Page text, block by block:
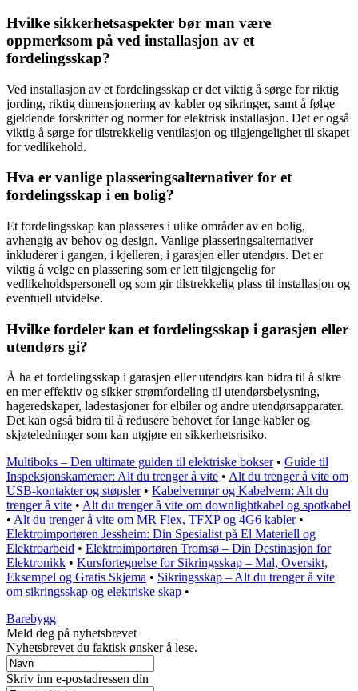
Hvilke sikkerhetsaspekter bør man være
oppmerksom på ved installasjon av et
fordelingsskap?
Ved installasjon av et fordelingsskap er det viktig å sørge for riktig
jording, riktig dimensjonering av kabler og sikringer, samt å følge
gjeldende forskrifter og normer for elektrisk installasjon. Det er også
viktig å sørge for tilstrekkelig ventilasjon og tilgjengelighet til skapet
for vedlikehold.
Hva er vanlige plasseringsalternativer for et
fordelingsskap i en bolig?
Et fordelingsskap kan plasseres i ulike områder av en bolig,
avhengig av behov og design. Vanlige plasseringsalternativer
inkluderer i gangen, i kjelleren, i garasjen eller utendørs. Det er
viktig å velge en plassering som er lett tilgjengelig for
vedlikeholdspersonell og som gir tilstrekkelig plass til installasjon og
eventuell utvidelse.
Hvilke fordeler kan et fordelingsskap i garasjen eller
utendørs gi?
Å ha et fordelingsskap i garasjen eller utendørs kan bidra til å sikre
en mer effektiv og sikker strømfordeling til utendørsbelysning,
hageredskaper, ladestasjoner for elbiler og andre utendørsapparater.
Det kan også bidra til å redusere behovet for lange kabler og
skjøteledninger som kan utgjøre en sikkerhetsrisiko.
Multiboks – Den ultimate guiden til elektriske bokser• Guide til
Inspeksjonskameraer: Alt du trenger å vite • Alt du trenger å vite om
USB-kontakter og støpsler• Kabelvernrør og Kabelvern: Alt du
trenger å vite • Alt du trenger å vite om downlightkabel og spotkabel
• Alt du trenger å vite om MR Flex, TFXP og 4G6 kabler•
Elektroimportøren Jessheim: Din Spesialist på El Materiell og
Elektroarbeid • Elektroimportøren Tromsø – Din Destinasjon for
Elektronikk • Kursfortegnelse for Sikringsskap – Mal, Oversikt,
Eksempel og Gratis Skjema • Sikringsskap – Alt du trenger å vite
om sikringsskap og elektriske skap •
Barebygg
Meld deg på nyhetsbrevet
Nyhetsbrevet du faktisk ønsker å lese.
Skriv inn e-postadressen din